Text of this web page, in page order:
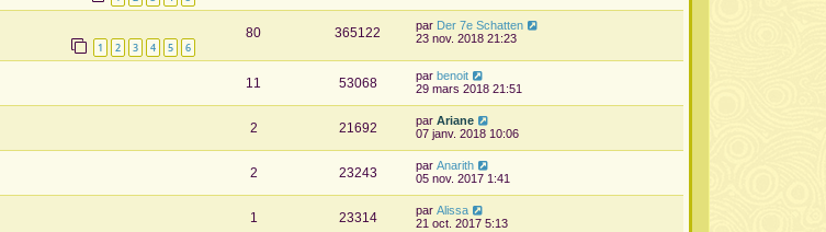
1 2 3 4 5 6
80 365122 par Der 7e Schatten
23 nov. 2018 21:23
11 53068 par benoit
29 mars 2018 21:51
2 21692 par Ariane
07 janv. 2018 10:06
2 23243 par Anarith
05 nov. 2017 1:41
1 23314 par Alissa
21 oct. 2017 5:13